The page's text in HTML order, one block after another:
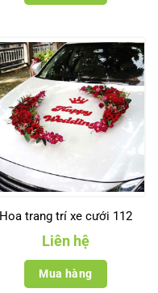
Hoa trang trí xe cưới 112
Liên hệ
Mua hàng